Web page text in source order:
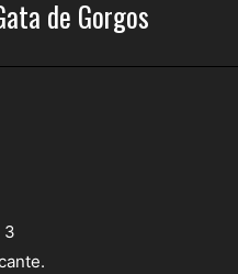
de Gorgos
3